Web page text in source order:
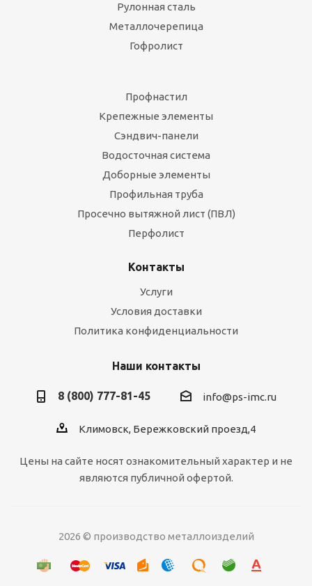
Рулонная сталь
Металлочерепица
Гофролист
Профнастил
Крепежные элементы
Сэндвич-панели
Водосточная система
Доборные элементы
Профильная труба
Просечно вытяжной лист (ПВЛ)
Перфолист
Контакты
Услуги
Условия доставки
Политика конфиденциальности
Наши контакты
8 (800) 777-81-45 info@ps-imc.ru
Климовск, Бережковский проезд,4
Цены на сайте носят ознакомительный характер и не
являются публичной офертой.
2026 © производство металлоизделий